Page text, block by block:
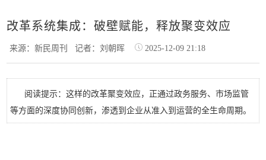
改革系统集成：破壁赋能，释放聚变效应
来源：新民周刊记者：刘朝晖 2025-12-09 21:18
阅读提示：这样的改革聚变效应，正通过政务服务、市场监管
等方面的深度协同创新，渗透到企业从准入到运营的全生命周期。